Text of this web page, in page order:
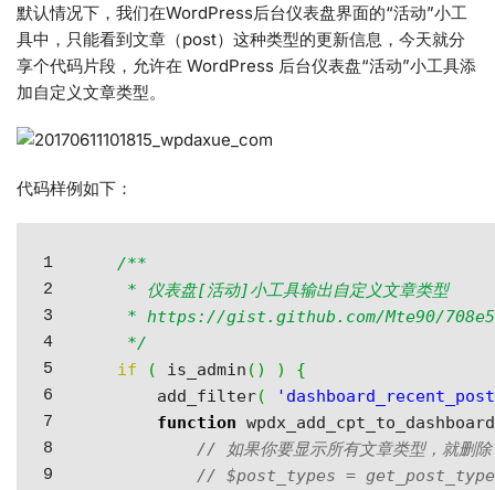
默认情况下，我们在WordPress后台仪表盘界面的“活动”小工
具中，只能看到文章（post）这种类型的更新信息，今天就分
享个代码片段，允许在 WordPress 后台仪表盘“活动”小工具添
加自定义文章类型。
代码样例如下：
1
2
3
4
5
6
7
8
9
/**
* 仪表盘[活动]小工具输出自定义文章类型
* https://gist.github.com/Mte90/
*/
if
( is_admin ( ) )
{
    add_filter
(
function
// 如果你要显示所有文章类型，就
// $post_types =